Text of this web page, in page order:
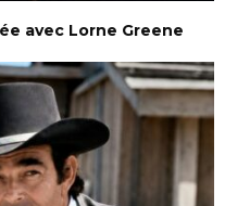
avec Lorne Greene